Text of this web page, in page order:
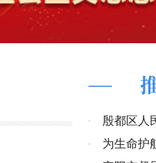
·
殷都区人
救治日”义诊
·
为生命护